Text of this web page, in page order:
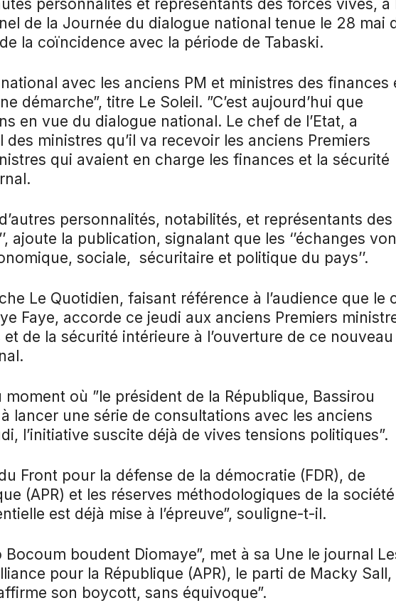
personnalités et représentants des forces vives, à
de la Journée du dialogue national tenue le 28 mai
la coïncidence avec la période de Tabaski.
avec les anciens PM et ministres des finances
démarche”, titre Le Soleil. ”C’est aujourd’hui que
en vue du dialogue national. Le chef de l’Etat, a
ministres qu’il va recevoir les anciens Premiers
qui avaient en charge les finances et la sécurité
personnalités, notabilités, et représentants des
ajoute la publication, signalant que les ‘’échanges
sociale, sécuritaire et politique du pays’’.
Le Quotidien, faisant référence à l’audience que le
Faye, accorde ce jeudi aux anciens Premiers
de la sécurité intérieure à l’ouverture de ce nouveau
moment où ”le président de la République, Bassirou
lancer une série de consultations avec les anciens
l’initiative suscite déjà de vives tensions politiques”.
Front pour la défense de la démocratie (FDR), de
(APR) et les réserves méthodologiques de la société
est déjà mise à l’épreuve”, souligne-t-il.
Bocoum boudent Diomaye”, met à sa Une le journal
pour la République (APR), le parti de Macky
son boycott, sans équivoque”.